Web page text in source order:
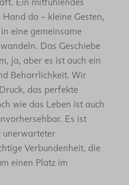
da – kleine Gesten,
eine gemeinsame
Das Geschiebe
ja, aber es ist auch ein
Beharrlichkeit. Wir
das perfekte
wie das Leben ist auch
Es ist
unerwarteter
Verbundenheit, die
einen Platz im